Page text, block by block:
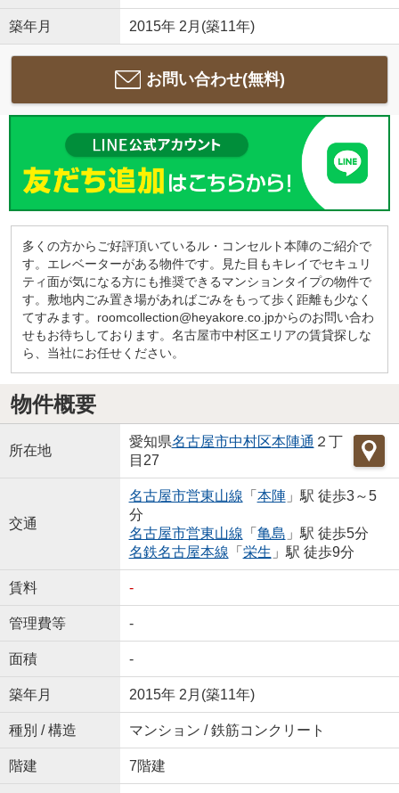
築年月 2015年 2月(築11年)
お問い合わせ(無料)
多くの方からご好評頂いているル・コンセルト本陣のご紹介で
す。エレベーターがある物件です。見た目もキレイでセキュリ
ティ面が気になる方にも推奨できるマンションタイプの物件で
す。敷地内ごみ置き場があればごみをもって歩く距離も少なく
てすみます。roomcollection@heyakore.co.jpからのお問い合わ
せもお待ちしております。名古屋市中村区エリアの賃貸探しな
ら、当社にお任せください。
物件概要
所在地
愛知県名古屋市中村区本陣通 ２丁
目27
交通
名古屋市営東山線 「 本陣」駅 徒歩3～5
分
名古屋市営東山線 「 亀島 」駅 徒歩5分
名鉄名古屋本線 「 栄生 」駅 徒歩9分
賃料 -
管理費等 -
面積 -
築年月 2015年 2月(築11年)
種別 / 構造 マンション / 鉄筋コンクリート
階建 7階建